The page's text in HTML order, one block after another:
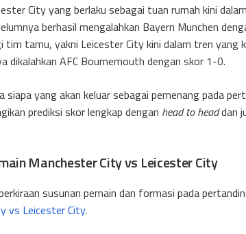
City yang berlaku sebagai tuan rumah kini
berhasil mengalahkan Bayern Munchen
tim tamu, yakni Leicester City kini dalam tren yang
dikalahkan AFC Bournemouth dengan skor 1-0.
siapa yang akan keluar sebagai pemenang pada
prediksi skor lengkap dengan head to headdan
Manchester City vs Leicester City
susunan pemain dan formasi pada
vs Leicester City.